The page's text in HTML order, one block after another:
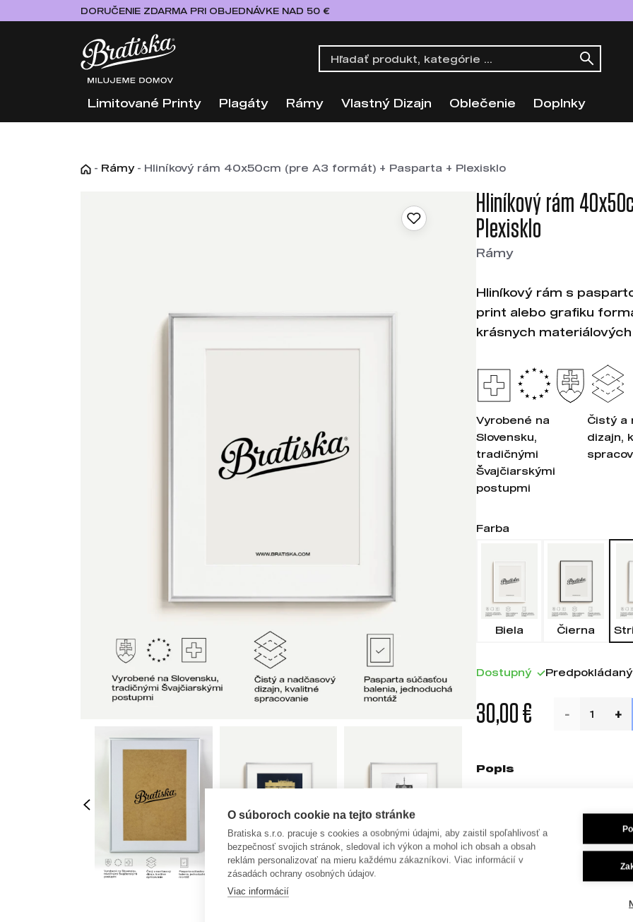
DORUČENIE ZDARMA PRI OBJEDNÁVKE NAD 50 €
Limitované Printy Plagáty Rámy Vlastný Dizajn Oblečenie Doplnky
- Rámy - Hliníkový rám 40x50cm (pre A3 formát) + Pasparta + Plexisklo
Hliníkový rám
Plexisklo
Rámy
Hliníkový rám s
print alebo grafiku
krásnych
Vyrobené na
Slovensku,
tradičnými
Švajčiarskými
postupmi
Čistý a
dizajn,
Farba
Biela Čierna
Dostupný
30,00 €
Popis
29,7x42cm (s jemnými
print.
O súboroch cookie na tejto stránke
Bratiska s.r.o. pracuje s cookies a osobnými údajmi, aby zaistil spoľahlivosť a
bezpečnosť svojich stránok, sledoval ich výkon a mohol ich obsah a obsah
reklám personalizovať na mieru každému zákazníkovi. Viac informácií v
zásadách ochrany osobných údajov.
Viac informácií